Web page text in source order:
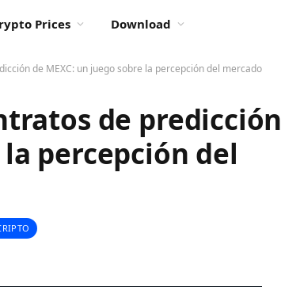
Prices Download
de MEXC: un juego sobre la percepción del mercado
de predicción
percepción del